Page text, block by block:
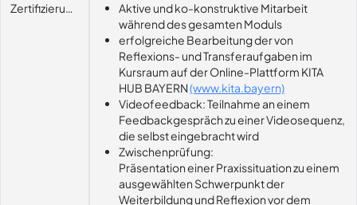
ZertifizierungsvoraussetzungAktive und ko-konstruktive Mitarbeit
während des gesamten Moduls
erfolgreiche Bearbeitung der von
Reflexions- und Transferaufgaben im
Kursraum auf der Online-Plattform KITA
HUB BAYERN(www.kita.bayern)
Videofeedback: Teilnahme an einem
Feedbackgespräch zu einer Videosequenz,
die selbst eingebracht wird
Zwischenprüfung:
Präsentation einer Praxissituation zu einem
ausgewählten Schwerpunkt der
Weiterbildung und Reflexion vor dem